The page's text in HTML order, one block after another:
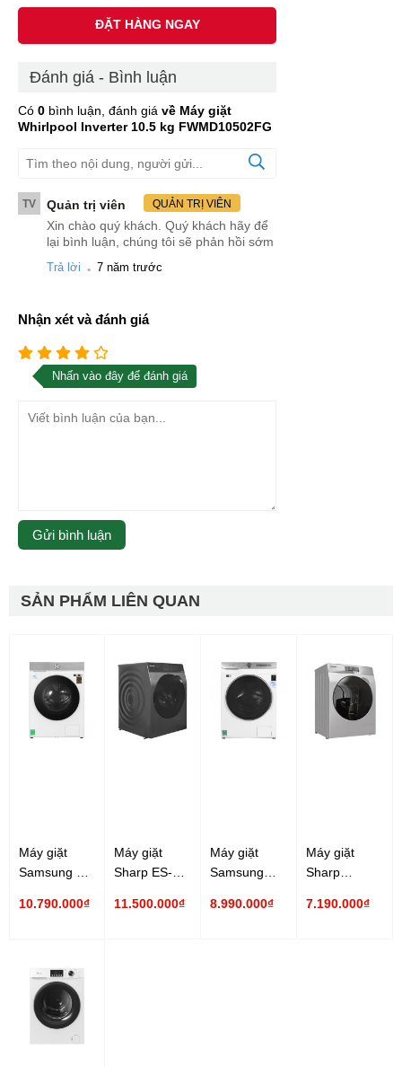
ĐẶT HÀNG NGAY
Đánh giá - Bình luận
Có 0 bình luận, đánh giá về Máy giặt
Whirlpool Inverter 10.5 kg FWMD10502FG
TV Quản trị viên QUẢN TRỊ VIÊN
Xin chào quý khách. Quý khách hãy để
lại bình luận, chúng tôi sẽ phản hồi sớm
Trả lời . 7 năm trước
Nhận xét và đánh giá
Nhấn vào đây để đánh giá
SẢN PHẨM LIÊN QUAN
Máy giặt
Samsung 14
WW14BB944DGHSV
10.790.000₫
Máy giặt
Sharp ES-
12.5 Kg
11.500.000₫
Máy giặt
Samsung
WW13T504DAW/SV
8.990.000₫
Máy giặt
Sharp
FK852EV-W
7.190.000₫